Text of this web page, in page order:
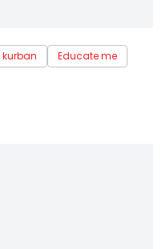
kurban Educate me